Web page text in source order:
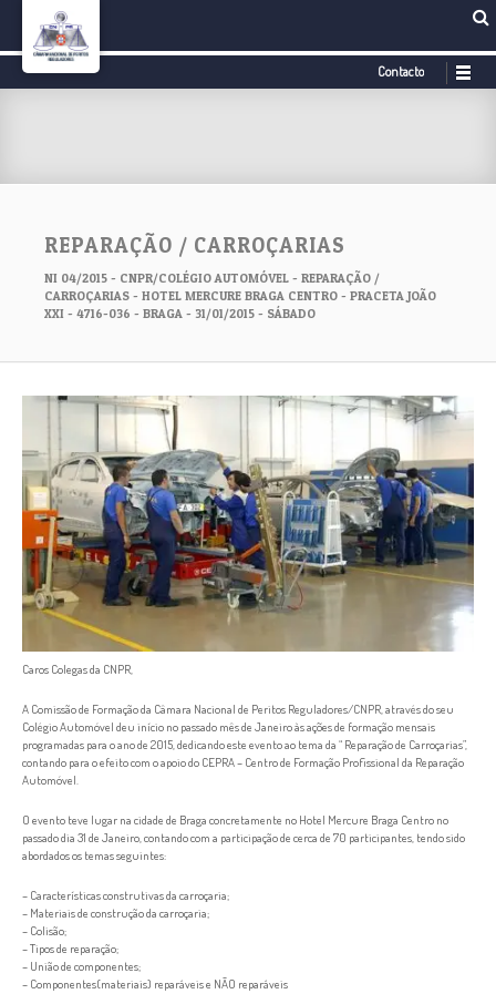
Contacto
REPARAÇÃO / CARROÇARIAS
NI 04/2015 - CNPR/COLÉGIO AUTOMÓVEL - REPARAÇÃO /
CARROÇARIAS - HOTEL MERCURE BRAGA CENTRO - PRACETA JOÃO
XXI - 4716-036 - BRAGA - 31/01/2015 - SÁBADO
Caros Colegas da CNPR,
A Comissão de Formação da Câmara Nacional de Peritos Reguladores/CNPR, através do seu
Colégio Automóvel deu início no passado mês de Janeiro às ações de formação mensais
programadas para o ano de 2015, dedicando este evento ao tema da “ Reparação de Carroçarias”,
contando para o efeito com o apoio do CEPRA – Centro de Formação Profissional da Reparação
Automóvel.
O evento teve lugar na cidade de Braga concretamente no Hotel Mercure Braga Centro no
passado dia 31 de Janeiro, contando com a participação de cerca de 70 participantes, tendo sido
abordados os temas seguintes:
– Características construtivas da carroçaria;
– Materiais de construção da carroçaria;
– Colisão;
– Tipos de reparação;
– União de componentes;
– Componentes(materiais) reparáveis e NÃO reparáveis